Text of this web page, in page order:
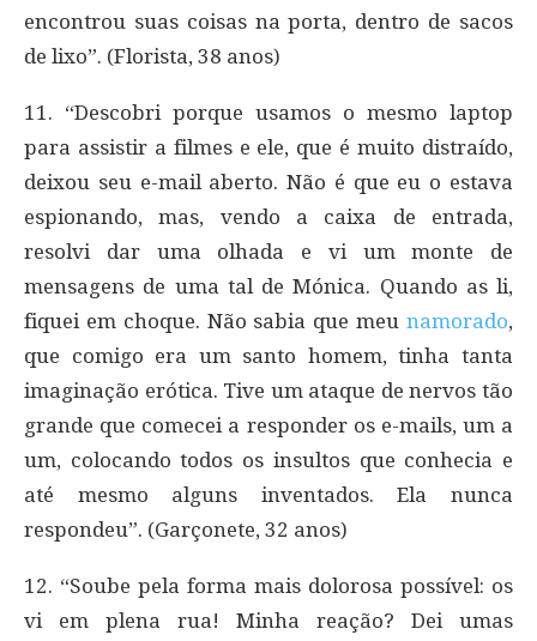
encontrou suas coisas na porta, dentro de sacos
de lixo”. (Florista, 38 anos)
11. “Descobri porque usamos o mesmo laptop
para assistir a filmes e ele, que é muito distraído,
deixou seu e-mail aberto. Não é que eu o estava
espionando, mas, vendo a caixa de entrada,
resolvi dar uma olhada e vi um monte de
mensagens de uma tal de Mónica. Quando as li,
fiquei em choque. Não sabia que meu namorado,
que comigo era um santo homem, tinha tanta
imaginação erótica. Tive um ataque de nervos tão
grande que comecei a responder os e-mails, um a
um, colocando todos os insultos que conhecia e
até mesmo alguns inventados. Ela nunca
respondeu”. (Garçonete, 32 anos)
12. “Soube pela forma mais dolorosa possível: os
vi em plena rua! Minha reação? Dei umas